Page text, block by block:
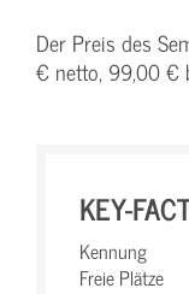
Der Preis des
€ netto, 99,00 €
KEY-
Kennung
Freie Plätze